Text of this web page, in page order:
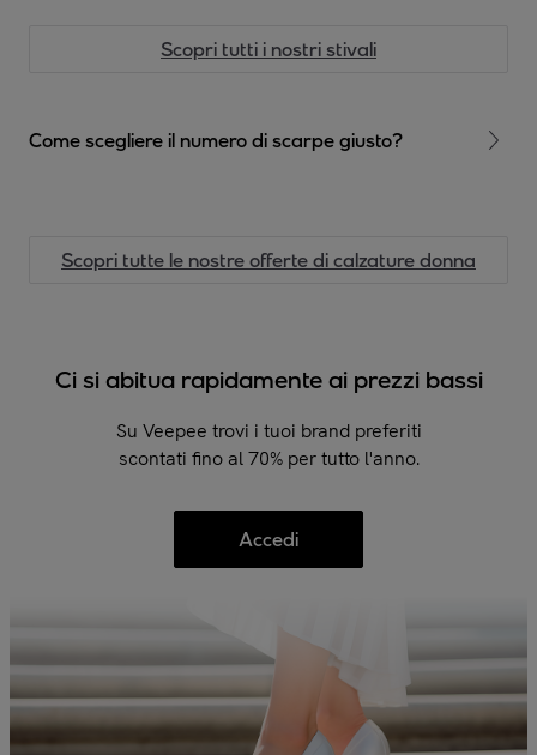
Scopri tutti i nostri stivali
Come scegliere il numero di scarpe giusto?
quanto possono cambiare nel tempo. Tieni conto della
Scopri tutte le nostre offerte di calzature donna
Ci si abitua rapidamente ai prezzi bassi
Su Veepee trovi i tuoi brand preferiti
scontati fino al 70% per tutto l'anno.
Accedi